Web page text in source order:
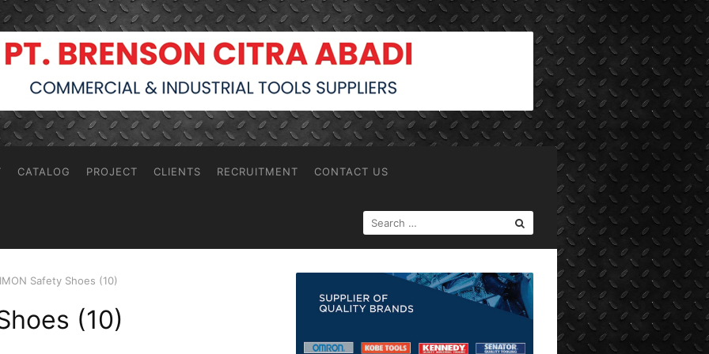
CATALOG PROJECT CLIENTS RECRUITMENT CONTACT US
SEARCH
FOR:
Safety Shoes (10)
(10)